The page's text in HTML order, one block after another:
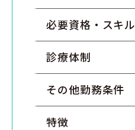
必要資格・スキル
診療体制
その他勤務条件
特徴